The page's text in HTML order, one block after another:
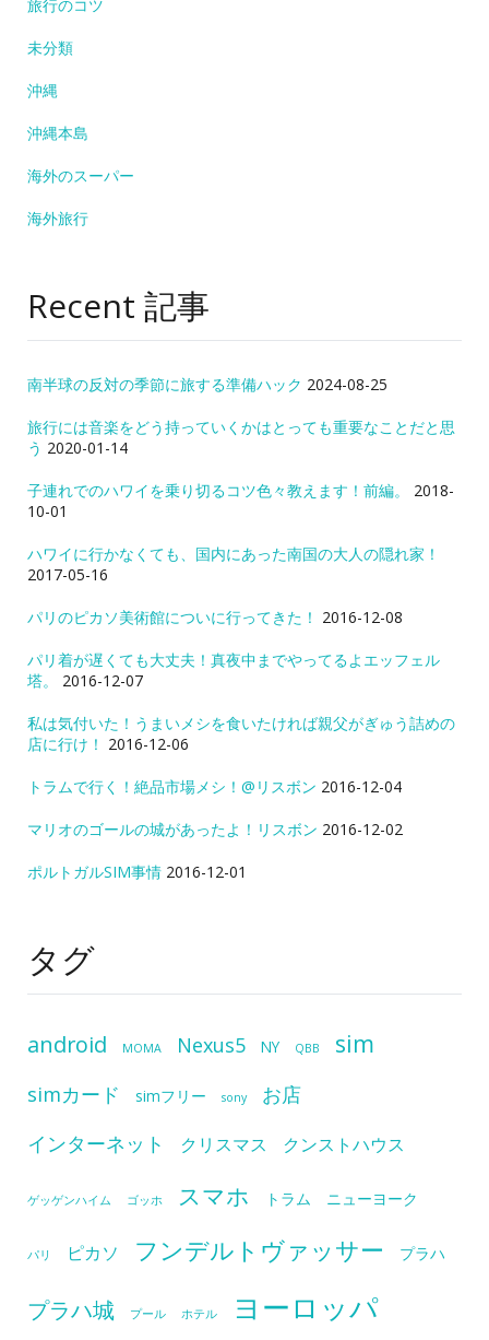
旅行のコツ
未分類
沖縄
沖縄本島
海外のスーパー
海外旅行
Recent 記事
南半球の反対の季節に旅する準備ハック 2024-08-25
旅行には音楽をどう持っていくかはとっても重要なことだと思
う 2020-01-14
子連れでのハワイを乗り切るコツ色々教えます！前編。
2018-
10-01
ハワイに行かなくても、国内にあった南国の大人の隠れ家！
2017-05-16
パリのピカソ美術館についに行ってきた！ 2016-12-08
パリ着が遅くても大丈夫！真夜中までやってるよエッフェル
塔。
2016-12-07
私は気付いた！うまいメシを食いたければ親父がぎゅう詰めの
店に行け！ 2016-12-06
トラムで行く！絶品市場メシ！@リスボン 2016-12-04
マリオのゴールの城があったよ！リスボン 2016-12-02
ポルトガルSIM事情 2016-12-01
タグ
android MOMA Nexus5 NY QBB sim
simカード simフリー sony
お店
インターネット
クリスマス クンストハウス
ゲッゲンハイム ゴッホ スマホ トラム ニューヨーク
パリ ピカソ フンデルトヴァッサー プラハ
プラハ城 プール ホテル ヨーロッパ